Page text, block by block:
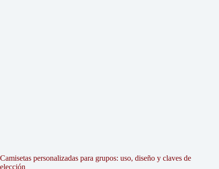
Camisetas personalizadas para grupos: uso, diseño y claves de
elección